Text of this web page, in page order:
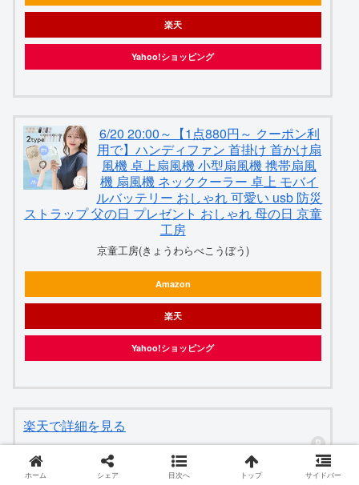
楽天
Yahoo!ショッピング
6/20 20:00～【1点880円～ クーポン利
用で】ハンディファン 首掛け 首かけ扇
風機 卓上扇風機 小型扇風機 携帯扇風
機 扇風機 ネッククーラー 卓上 モバイ
ルバッテリー おしゃれ 可愛い usb 防災
ストラップ 父の日 プレゼント おしゃれ 母の日 京童
工房
京童工房(きょうわらべこうぼう)
Amazon
楽天
Yahoo!ショッピング
楽天で詳細を見る
ホーム シェア 目次へ トップ サイドバー